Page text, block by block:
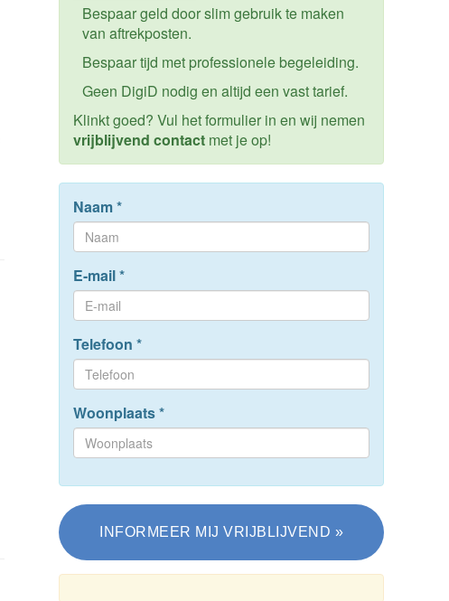
Bespaar geld door slim gebruik te maken
van aftrekposten.
Bespaar tijd met professionele begeleiding.
Geen DigiD nodig en altijd een vast tarief.
Klinkt goed? Vul het formulier in en wij nemen
vrijblijvend contact met je op!
Naam*
E-mail*
Telefoon *
Woonplaats*